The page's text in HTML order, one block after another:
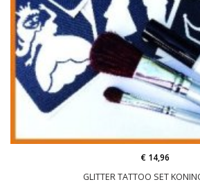
GLITTER TATTOO SET
€ 14,96